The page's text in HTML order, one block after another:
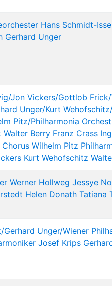
Hans Schmidt-
Gerhard Unger
Jon Vickers/Gottlob
Unger/Kurt
Pitz/Philharmonia
Walter Berry Franz Crass
Chorus Wilhelm Pitz
Kurt Wehofschitz
Werner Hollweg Jessye
Helen Donath Tatiana
Unger/Wiener
Josef Krips